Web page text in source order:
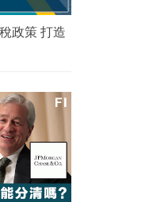
政策 打造